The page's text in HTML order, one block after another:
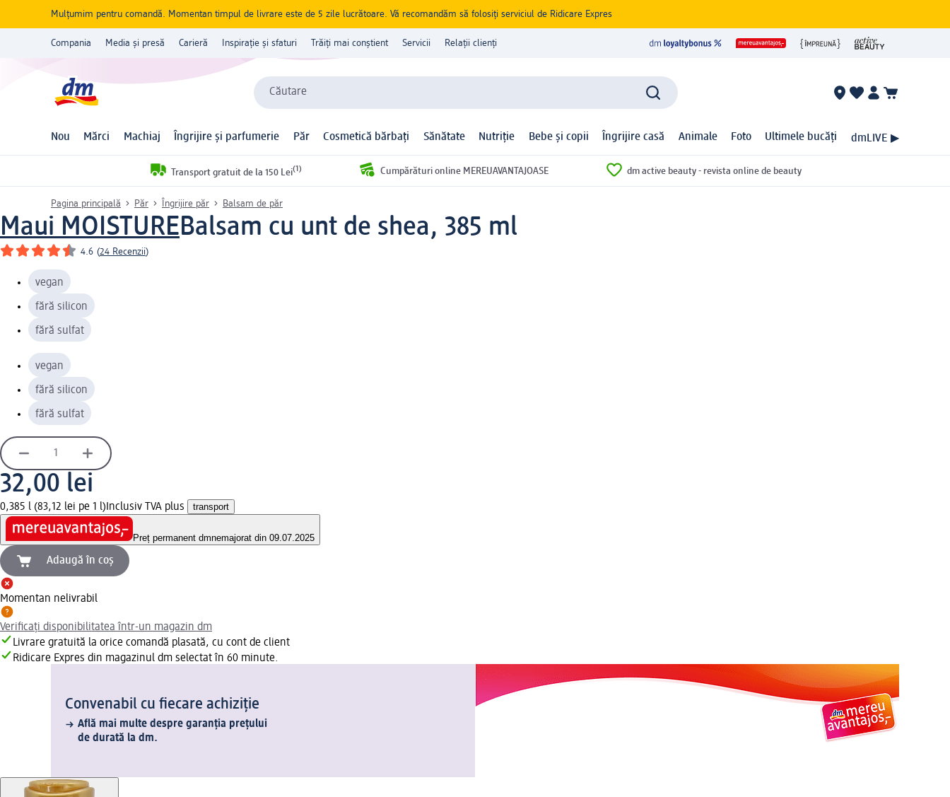
Mulțumim pentru comandă. Momentan timpul de livrare este de 5 zile lucrătoare. Vă recomandăm să folosiți serviciul de Ridicare Expres
Compania Media și presă Carieră Inspirație și sfaturi Trăiți mai conștient Servicii Relații clienți
Căutare
Nou Mărci Machiaj Îngrijire și parfumerie Păr Cosmetică bărbați Sănătate Nutriție Bebe și copii Îngrijire casă Animale Foto Ultimele bucăți dmLIVE ▶
Transport gratuit de la 150 Lei(1) Cumpărături online MEREUAVANTAJOASE dm active beauty - revista online de beauty
Pagina principală Păr Îngrijire păr Balsam de păr
Maui MOISTUREBalsam cu unt de shea, 385 ml
4.6 (24 Recenzii)
vegan
fără silicon
fără sulfat
vegan
fără silicon
fără sulfat
32,00 lei
0,385 l (83,12 lei pe 1 l) Inclusiv TVA plus transport
Preț permanent dmnemajorat din 09.07.2025
Adaugă în coș
Momentan nelivrabil
Verificați disponibilitatea într-un magazin dm
Livrare gratuită la orice comandă plasată, cu cont de client
Ridicare Expres din magazinul dm selectat în 60 minute.
Convenabil cu fiecare achiziție
Află mai multe despre garanția prețului
de durată la dm.